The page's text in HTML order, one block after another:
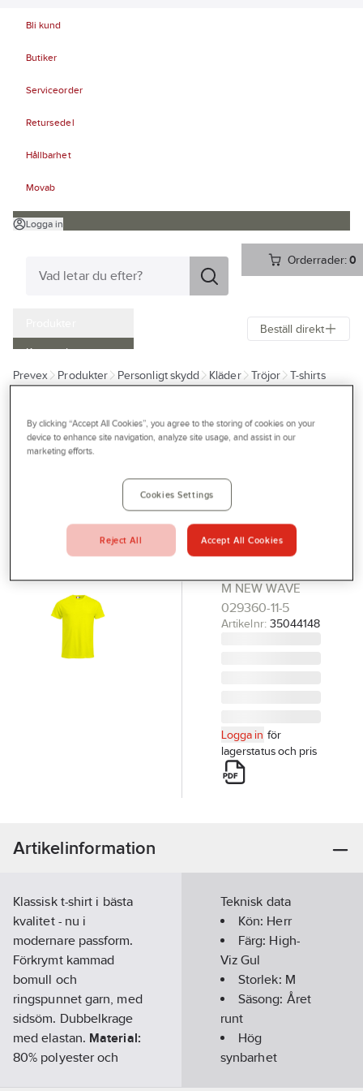
Bli kund
Butiker
Serviceorder
Retursedel
Hållbarhet
Movab
Logga in
Orderrader:0
Kampanjer
Outlet
Bli kund
Profilshop
Serviceverkstad
Movab
Beställ direkt
Prevex Produkter Personligt skydd Kläder Tröjor T-shirts
T-shirt
029360
New Classic
Visibility
CLIQUE NEW
M NEW WAVE
029360-11-5
Artikelnr: 35044148
Logga in för
lagerstatus och pris
Artikelinformation
Klassisk t-shirt i bästa
kvalitet - nu i
modernare passform.
Förkrymt kammad
bomull och
ringspunnet garn, med
sidsöm. Dubbelkrage
med elastan. Material:
80% polyester och
Teknisk data
Kön: Herr
Färg: High-
Viz Gul
Storlek: M
Säsong: Året
runt
Hög
synbarhet
By clicking “Accept All Cookies”, you agree to the storing of cookies on your
device to enhance site navigation, analyze site usage, and assist in our
marketing efforts.
Cookies Settings
Reject All Accept All Cookies